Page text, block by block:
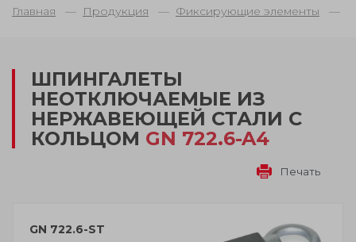
Главная Продукция Фиксирующие элементы
ШПИНГАЛЕТЫ
НЕОТКЛЮЧАЕМЫЕ ИЗ
НЕРЖАВЕЮЩЕЙ СТАЛИ С
КОЛЬЦОМ GN 722.6-A4
Печать
GN 722.6-ST